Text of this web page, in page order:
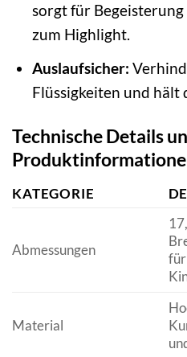
sorgt für
zum Highlight.
Auslaufsicher:
Flüssigkeiten und hält
Technische Details
KATEGORIE
Abmessungen
für
Material